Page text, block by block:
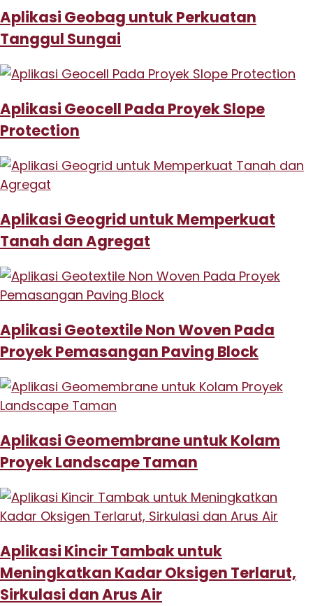
Aplikasi Geobag untuk Perkuatan
Tanggul Sungai
Aplikasi Geocell Pada Proyek Slope
Protection
Aplikasi Geogrid untuk Memperkuat
Tanah dan Agregat
Aplikasi Geotextile Non Woven Pada
Proyek Pemasangan Paving Block
Aplikasi Geomembrane untuk Kolam
Proyek Landscape Taman
Aplikasi Kincir Tambak untuk
Meningkatkan Kadar Oksigen Terlarut,
Sirkulasi dan Arus Air